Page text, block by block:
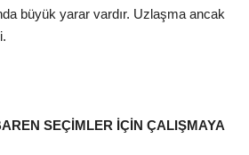
büyük yarar vardır. Uzlaşma ancak
SEÇİMLER İÇİN ÇALIŞMAYA